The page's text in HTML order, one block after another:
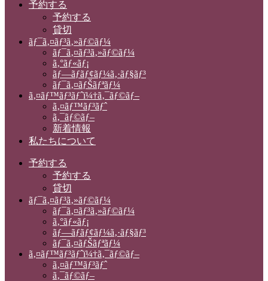
予約する
予約する
貸切
ãƒ¯ã‚¤ãƒ³ã‚»ãƒ©ãƒ¼
ãƒ¯ã‚¤ãƒ³ã‚»ãƒ©ãƒ¼
ã‚°ãƒ«ãƒ¡
ãƒ—ãƒ­ãƒ¢ãƒ¼ã‚·ãƒ§ãƒ³
ãƒ¯ã‚¤ãƒŠãƒªãƒ¼
ã‚¤ãƒ™ãƒ³ãƒˆï¼†ã‚¯ãƒ©ãƒ–
ã‚¤ãƒ™ãƒ³ãƒˆ
ã‚¯ãƒ©ãƒ–
新着情報
私たちについて
予約する
予約する
貸切
ãƒ¯ã‚¤ãƒ³ã‚»ãƒ©ãƒ¼
ãƒ¯ã‚¤ãƒ³ã‚»ãƒ©ãƒ¼
ã‚°ãƒ«ãƒ¡
ãƒ—ãƒ­ãƒ¢ãƒ¼ã‚·ãƒ§ãƒ³
ãƒ¯ã‚¤ãƒŠãƒªãƒ¼
ã‚¤ãƒ™ãƒ³ãƒˆï¼†ã‚¯ãƒ©ãƒ–
ã‚¤ãƒ™ãƒ³ãƒˆ
ã‚¯ãƒ©ãƒ–